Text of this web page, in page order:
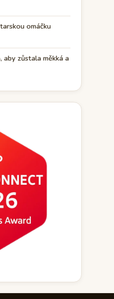
omáčku
aby zůstala měkká a